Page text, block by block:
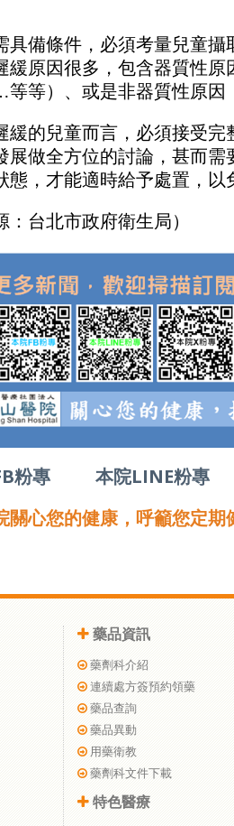
具備條件，必須考量兒童攝
緩原因很多，包含器質性
等等）、或是非器質性原
緩的兒童而言，必須接受
展做全方位的討論，甚而
態，才能適時給予處置，以
：台北市政府衛生局）
粉專 本院LINE粉專
關心您的健康，呼籲您定期
藥品資訊
藥劑科介紹
連續處方簽預約領藥
藥品查詢
藥品異動
用藥衛教
藥劑科文件下載
特色醫療